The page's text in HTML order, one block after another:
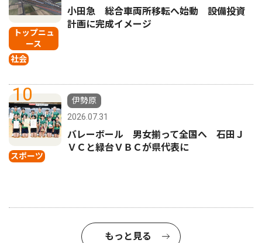
トップニュ
ース
社会
小田急 総合車両所移転へ始動 設備投資
計画に完成イメージ
10
スポーツ
伊勢原
2026.07.31
バレーボール 男女揃って全国へ 石田Ｊ
ＶＣと緑台ＶＢＣが県代表に
もっと見る